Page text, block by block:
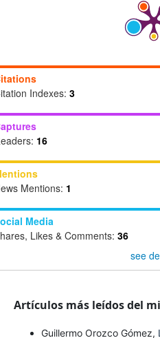
Indexes: 3
16
Mentions: 1
Media
Likes & Comments: 36
see
Artículos más leídos del
Guillermo Orozco Gómez,